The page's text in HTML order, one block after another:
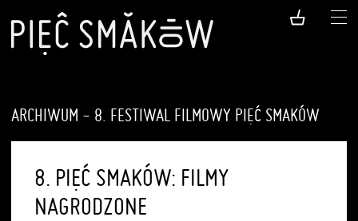
ARCHIWUM - 8. FESTIWAL FILMOWY PIĘĆ SMAKÓW
8. PIĘĆ SMAKÓW: FILMY
NAGRODZONE